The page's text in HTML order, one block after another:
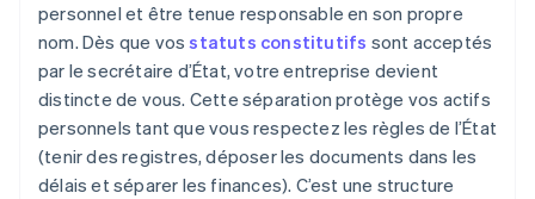
personnel et être tenue responsable en son propre
nom. Dès que vosstatuts constitutifs sont acceptés
par le secrétaire d’État, votre entreprise devient
distincte de vous. Cette séparation protège vos actifs
personnels tant que vous respectez les règles de l’État
(tenir des registres, déposer les documents dans les
délais et séparer les finances). C’est une structure